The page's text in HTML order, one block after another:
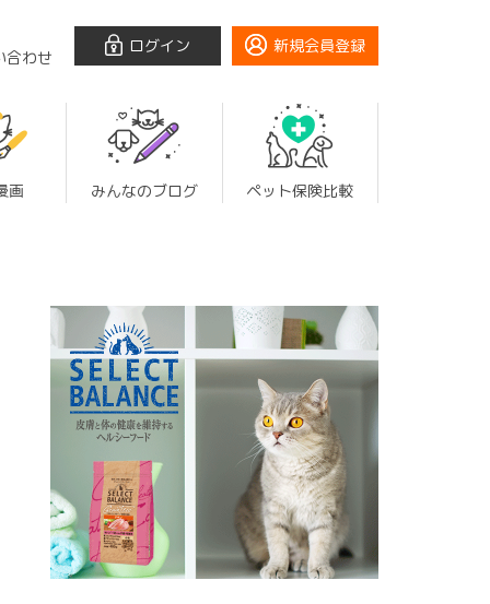
合わせ
ログイン 新規会員登録
画 みんなのブログ ペット保険比較